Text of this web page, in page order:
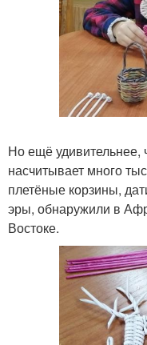
Но ещё удивительнее,
насчитывает много
плетёные корзины,
эры, обнаружили в
Востоке.